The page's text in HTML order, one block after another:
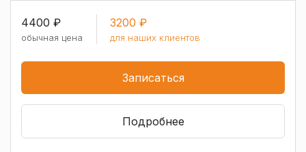
4400 ₽
обычная цена
3200 ₽
для наших клиентов
Записаться
Подробнее